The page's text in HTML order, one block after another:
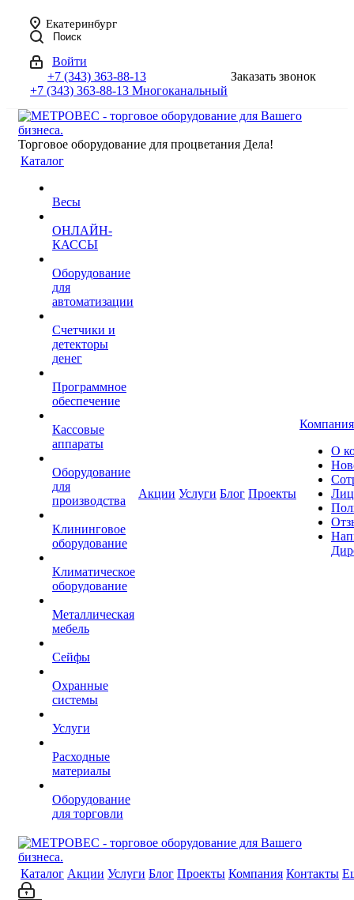
Екатеринбург
Поиск
Войти
+7 (343) 363-88-13
+7 (343) 363-88-13 Многоканальный
Заказать звонок
Торговое оборудование для процветания Дела!
Каталог
Весы
ОНЛАЙН-
КАССЫ
Оборудование
для
автоматизации
Счетчики и
детекторы
денег
Программное
обеспечение
Кассовые
аппараты
Оборудование
для
производства
Клининговое
оборудование
Климатическое
оборудование
Металлическая
мебель
Сейфы
Охранные
системы
Услуги
Расходные
материалы
Оборудование
для торговли
Акции Услуги Блог Проекты
Компания
О
Каталог Акции Услуги Блог Проекты Компания Контакты